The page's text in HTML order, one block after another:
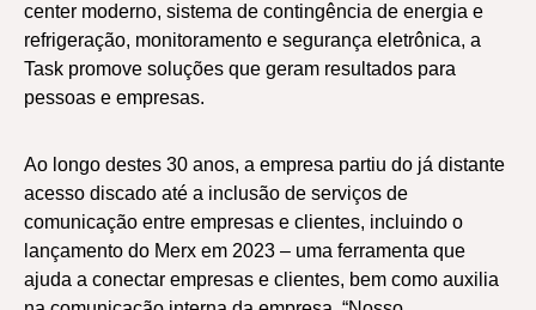
center moderno, sistema de contingência de energia e
refrigeração, monitoramento e segurança eletrônica, a
Task promove soluções que geram resultados para
pessoas e empresas.
Ao longo destes 30 anos, a empresa partiu do já distante
acesso discado até a inclusão de serviços de
comunicação entre empresas e clientes, incluindo o
lançamento do Merx em 2023 – uma ferramenta que
ajuda a conectar empresas e clientes, bem como auxilia